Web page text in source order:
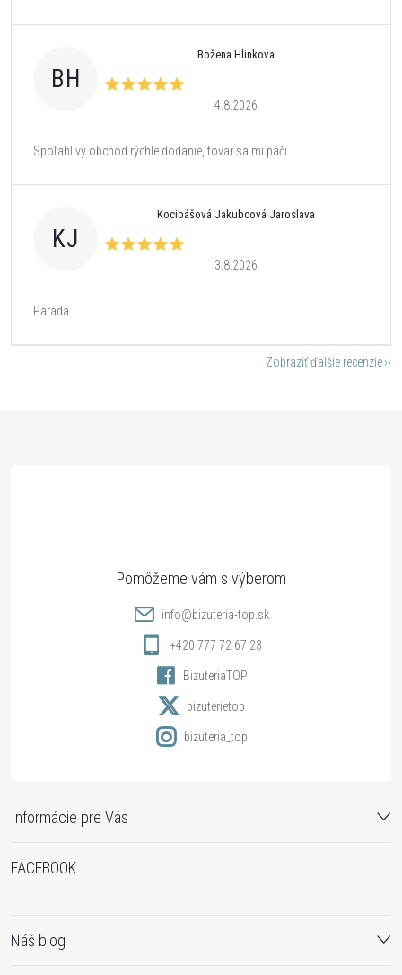
BH
Božena Hlinkova
4.8.2026
Spoľahlivý obchod rýchle dodanie, tovar sa mi páči
KJ
Kocibášová Jakubcová Jaroslava
3.8.2026
Paráda...
Zobraziť ďalšie recenzie
Informácie pre Vás
info@bizuteria-top.sk
+420 777 72 67 23
BizuteriaTOP
bizuterietop
bizuteria_top
FACEBOOK
Náš blog